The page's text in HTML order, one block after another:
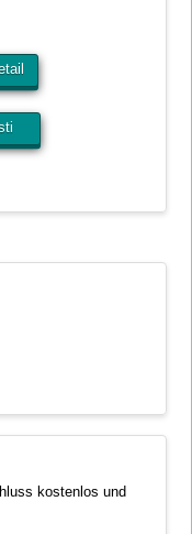
kostenlos und